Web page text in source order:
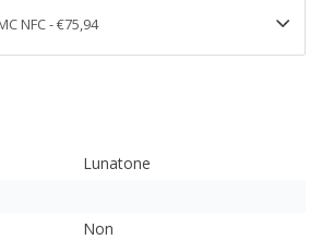
Lunatone
Non